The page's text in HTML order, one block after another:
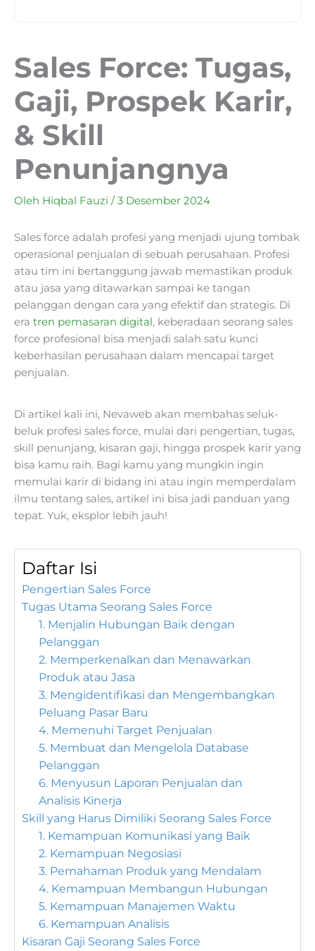
Sales Force: Tugas,
Gaji, Prospek Karir,
& Skill
Penunjangnya
Oleh Hiqbal Fauzi /3 Desember 2024
Sales force adalah profesi yang menjadi ujung tombak
operasional penjualan di sebuah perusahaan. Profesi
atau tim ini bertanggung jawab memastikan produk
atau jasa yang ditawarkan sampai ke tangan
pelanggan dengan cara yang efektif dan strategis. Di
era tren pemasaran digital, keberadaan seorang sales
force profesional bisa menjadi salah satu kunci
keberhasilan perusahaan dalam mencapai target
penjualan.
Di artikel kali ini, Nevaweb akan membahas seluk-
beluk profesi sales force, mulai dari pengertian, tugas,
skill penunjang, kisaran gaji, hingga prospek karir yang
bisa kamu raih. Bagi kamu yang mungkin ingin
memulai karir di bidang ini atau ingin memperdalam
ilmu tentang sales, artikel ini bisa jadi panduan yang
tepat. Yuk, eksplor lebih jauh!
Daftar Isi
Pengertian Sales Force
Tugas Utama Seorang Sales Force
1. Menjalin Hubungan Baik dengan
Pelanggan
2. Memperkenalkan dan Menawarkan
Produk atau Jasa
3. Mengidentifikasi dan Mengembangkan
Peluang Pasar Baru
4. Memenuhi Target Penjualan
5. Membuat dan Mengelola Database
Pelanggan
6. Menyusun Laporan Penjualan dan
Analisis Kinerja
Skill yang Harus Dimiliki Seorang Sales Force
1. Kemampuan Komunikasi yang Baik
2. Kemampuan Negosiasi
3. Pemahaman Produk yang Mendalam
4. Kemampuan Membangun Hubungan
5. Kemampuan Manajemen Waktu
6. Kemampuan Analisis
Kisaran Gaji Seorang Sales Force